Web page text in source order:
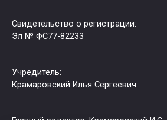
Свидетельство о регистрации:
Эл № ФС77-82233
Учредитель:
Крамаровский Илья Сергеевич